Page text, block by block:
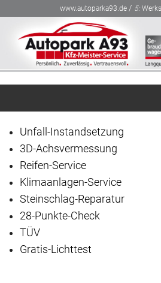
www.autoparka93.de / 5:
Startseite
Gebraucht-Fahrzeuge
NEU-Fahrzeuge
Finanzierung / Leasing
Werkstatt-Service
Über Autopark A93
Unfall-Instandsetzung
3D-Achsvermessung
Reifen-Service
Klimaanlagen-Service
Steinschlag-Reparatur
28-Punkte-Check
TÜV
Gratis-Lichttest